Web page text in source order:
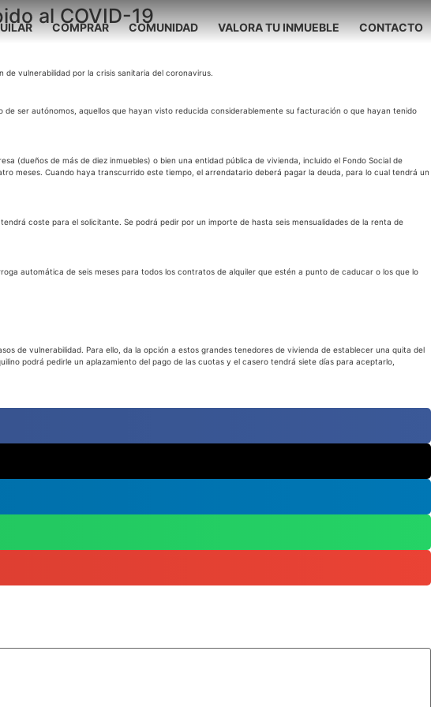
COMPRAR COMUNIDAD VALORA TU INMUEBLE CONTACTO
al COVID-19
vulnerabilidad por la crisis sanitaria del coronavirus.
de ser autónomos, aquellos que hayan visto reducida considerablemente su facturación o que hayan tenido
(dueños de más de diez inmuebles) o bien una entidad pública de vivienda, incluido el Fondo Social de
meses. Cuando haya transcurrido este tiempo, el arrendatario deberá pagar la deuda, para lo cual tendrá un
coste para el solicitante. Se podrá pedir por un importe de hasta seis mensualidades de la renta de
automática de seis meses para todos los contratos de alquiler que estén a punto de caducar o los que lo
de vulnerabilidad. Para ello, da la opción a estos grandes tenedores de vivienda de establecer una quita del
podrá pedirle un aplazamiento del pago de las cuotas y el casero tendrá siete días para aceptarlo,